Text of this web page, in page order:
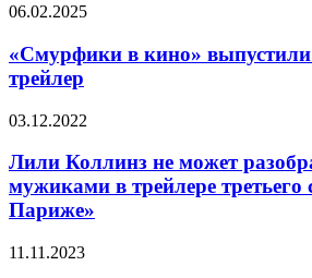
тизере
««Восход
корпорации
«Смурфики
кино»
выпустили
свой
трейлер
06.02.2025
«Смурфики в кино»
трейлер
Лили
не
разобраться
со
мужиками
03.12.2022
Лили Коллинз не может
мужиками в трейлере третьего
Париже»
Эллиот
11.11.2023